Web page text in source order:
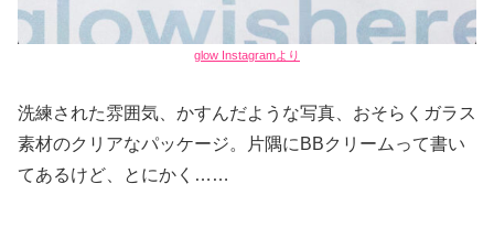
glow Instagramより
洗練された雰囲気、かすんだような写真、おそらくガラス
素材のクリアなパッケージ。片隅にBBクリームって書い
てあるけど、とにかく……